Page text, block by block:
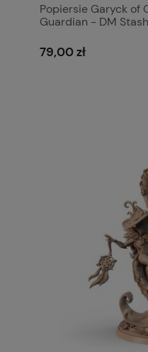
Popiersie Garyck of
Guardian - DM Stash
79,00 zł